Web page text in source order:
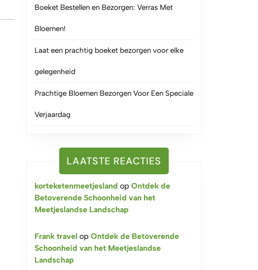
Boeket Bestellen en Bezorgen: Verras Met
Bloemen!
Laat een prachtig boeket bezorgen voor elke
gelegenheid
Prachtige Bloemen Bezorgen Voor Een Speciale
Verjaardag
LAATSTE REACTIES
korteketenmeetjesland op Ontdek de
Betoverende Schoonheid van het
Meetjeslandse Landschap
Frank travel op Ontdek de Betoverende
Schoonheid van het Meetjeslandse
Landschap